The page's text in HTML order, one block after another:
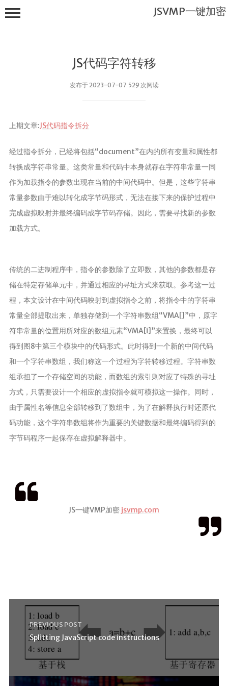
JS代码字符转移
发布于 2023-07-07 529 次阅读
上期文章:JS代码指令拆分
经过指令拆分，已经将包括“document”在内的所有变量和属性都
转换成字符串常量。这类常量和代码中本身就存在字符串常量一同
作为加载指令的参数出现在当前的中间代码中。但是，这些字符串
常量参数由于难以转化成字节码形式，无法在接下来的保护过程中
完成虚拟映射并最终编码成字节码存储。因此，需要寻找新的参数
加载方式。
传统的二进制程序中，指令的参数除了立即数，其他的参数都是存
储在特定存储单元中，并通过相应的寻址方式来获取。参考这一过
程，本文设计在中间代码映射到虚拟指令之前，将指令中的字符串
常量全部提取出来，单独存储到一个字符串数组“VMA[]”中，原字
符串常量的位置用所对应的数组元素“VMA[i]”来置换，最终可以
得到图8中第三个模块中的代码形式。此时得到一个新的中间代码
和一个字符串数组，我们称这一个过程为字符转移过程。字符串数
组承担了一个存储空间的功能，而数组的索引则对应了特殊的寻址
方式，只需要设计一个相应的虚拟指令就可模拟这一操作。同时，
由于属性名等信息全部转移到了数组中，为了在解释执行时还原代
码功能，这个字符串数组将作为重要的关键数据和最终编码得到的
字节码程序一起保存在虚拟解释器中。
JS一键VMP加密 jsvmp.com
PREVIOUS POST
Splitting JavaScript code instructions
JSVMP一键加密
加密
首页
JSVMP是什
JSVMP
encrypted